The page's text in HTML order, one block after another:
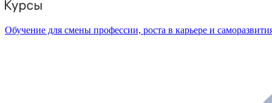
Обучение для смены профессии, роста в карьере и